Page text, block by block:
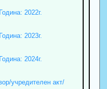
2022г.
2023г.
2024г.
учредителен акт/